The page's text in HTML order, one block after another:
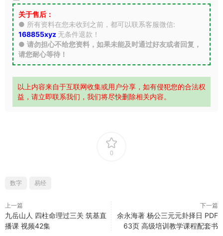
关于售后：
● 所有资料在您未收到之前，都可以联系客服微信:
168855xyz 无条件退款！
● 请勿担心不给您资料，如果未能及时通过好友或者回复，
请您耐心等待！
以上内容来自于互联网收集或用户分享，如有侵犯您的合法权
益，请立即联系我们，我们将尽快删除相关内容。
0
数字 易经
上一篇
九岳山人 四柱命理过三关 筑基直
播课 视频42集
下一篇
余永海著 杨公三元元卦择日 PDF
63页 高级培训教学课程配套书